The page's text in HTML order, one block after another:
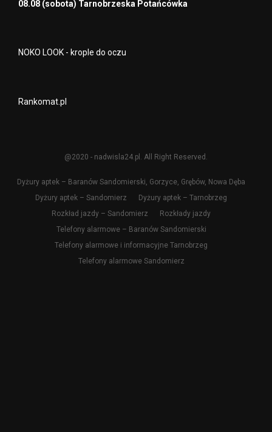
08.08 (sobota) Tarnobrzeska Potańcówka
NOKO LOOK - krople do oczu
Rankomat.pl
@2020 - nadwisla24.pl. All Right Reserved.
Dyżury aptek – Baranów Sandomierski, Gorzyce, Grębów, Nowa Dęba
Dyżury aptek – Sandomierz
Dyżury aptek – Tarnobrzeg
Rozkład jazdy – Sandomierz
Rozkłady jazdy
Telefony alarmowe – Baranów Sandomierski
Telefony alarmowe i informacyjne Tarnobrzeg
Telefony alarmowe Sandomierz